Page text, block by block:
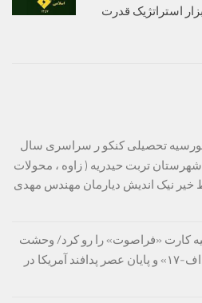
استراتژیک قدرت
تحصیلی کنکو ر سراسری سال
شهرستان تربت حیدریه ( زاوه ، محولات
خیر نیک اندیش دیارمان مهندس مهدی
کارت «فراصوت» را رو کرد/ وحشت
در پنتاگون؛ استقرار انبوه «دی‌اف‑۱۷» و پایان عصر پدافند آمریکا در